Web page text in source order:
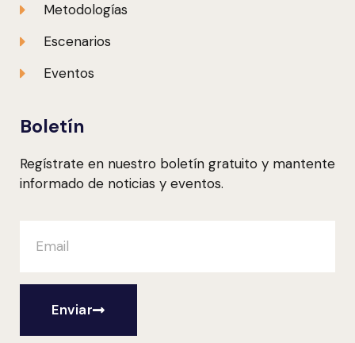
Metodologías
Escenarios
Eventos
Boletín
Regístrate en nuestro boletín gratuito y mantente
informado de noticias y eventos.
Enviar